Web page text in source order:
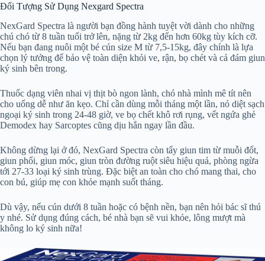
Đối Tượng Sử Dụng Nexgard Spectra
NexGard Spectra là người bạn đồng hành tuyệt vời dành cho những
chú chó từ 8 tuần tuổi trở lên, nặng từ 2kg đến hơn 60kg tùy kích cỡ.
Nếu bạn đang nuôi một bé cún size M từ 7,5-15kg, đây chính là lựa
chọn lý tưởng để bảo vệ toàn diện khỏi ve, rận, bọ chét và cả đám giun
ký sinh bên trong.
Thuốc dạng viên nhai vị thịt bò ngon lành, chó nhà mình mê tít nên
cho uống dễ như ăn kẹo. Chỉ cần dùng mỗi tháng một lần, nó diệt sạch
ngoại ký sinh trong 24-48 giờ, ve bọ chết khô rơi rụng, vết ngứa ghẻ
Demodex hay Sarcoptes cũng dịu hẳn ngay lần đầu.
Không dừng lại ở đó, NexGard Spectra còn tẩy giun tim từ muỗi đốt,
giun phổi, giun móc, giun tròn đường ruột siêu hiệu quả, phòng ngừa
tới 27-33 loại ký sinh trùng. Đặc biệt an toàn cho chó mang thai, cho
con bú, giúp mẹ con khỏe mạnh suốt tháng.
Dù vậy, nếu cún dưới 8 tuần hoặc có bệnh nền, bạn nên hỏi bác sĩ thú
y nhé. Sử dụng đúng cách, bé nhà bạn sẽ vui khỏe, lông mượt mà
không lo ký sinh nữa!